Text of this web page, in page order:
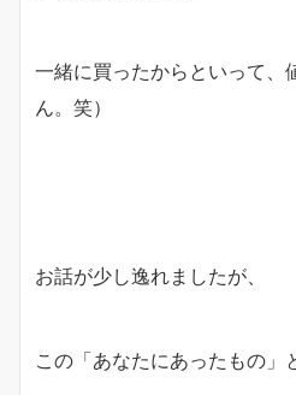
一緒に買ったからといって、
ん。笑）
お話が少し逸れましたが、
この「あなたにあったもの」